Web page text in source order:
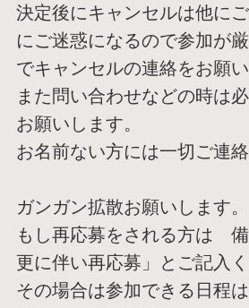
決定後にキャンセルは他に
にご迷惑になるので参加が
でキャンセルの連絡をお願い
また問い合わせなどの時は
お願いします。
お名前ない方には一切ご連
ガンガン拡散お願いします。
もし再応募をされる方は
更に伴い再応募」とご記入く
その場合は参加できる日程